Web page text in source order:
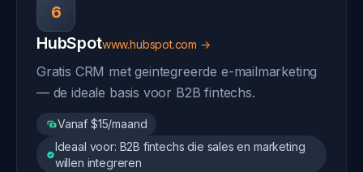
6
HubSpotwww.hubspot.com →
Gratis CRM met geintegreerde e-mailmarketing
— de ideale basis voor B2B fintechs.
Vanaf $15/maand
Ideaal voor: B2B fintechs die sales en marketing
willen integreren